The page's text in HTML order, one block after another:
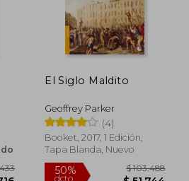
50%
dcto.
El Siglo Maldito
Geoffrey Parker
(4)
Booket, 2017, 1 Edición,
Tapa Blanda, Nuevo